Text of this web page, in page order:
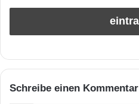
Schreibe einen Kommentar